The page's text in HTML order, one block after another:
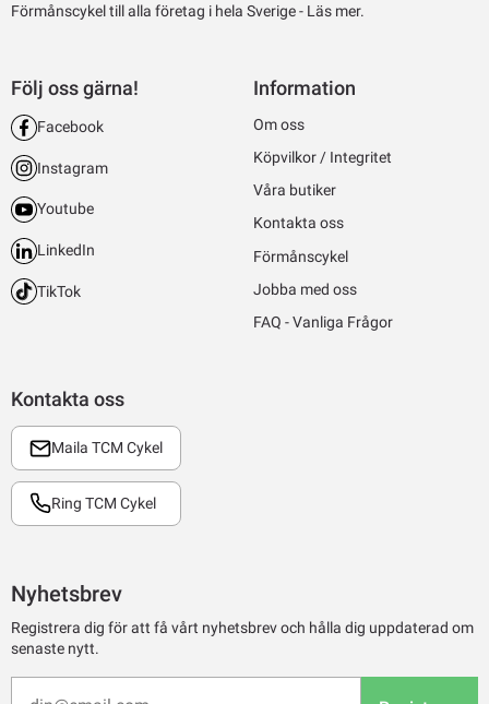
Förmånscykel till alla företag i hela Sverige - Läs mer.
Kontakta oss
Maila TCM Cykel
Ring TCM Cykel
Följ oss gärna!
Facebook
Instagram
Youtube
LinkedIn
TikTok
Information
Om oss
Köpvilkor / Integritet
Våra butiker
Kontakta oss
Förmånscykel
Jobba med oss
FAQ - Vanliga Frågor
Nyhetsbrev
Registrera dig för att få vårt nyhetsbrev och hålla dig uppdaterad om
senaste nytt.